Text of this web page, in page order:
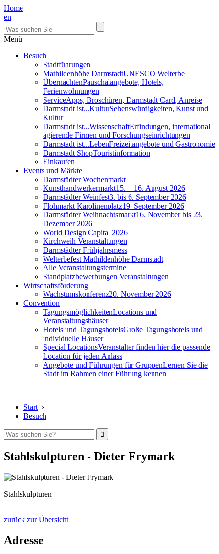
Home
en
Menü
Besuch
Stadtführungen
Mathildenhöhe DarmstadtUNESCO Welterbe
ÜbernachtenPauschalangebote, Hotels,
Ferienwohnungen
ServiceApps, Broschüren, Darmstadt Card, Anreise
Darmstadt ist...KulturSehenswürdigkeiten, Kunst und
Kultur
Darmstadt ist...WissenschaftErfindungen, international
agierende Firmen und Forschungseinrichtungen
Darmstadt ist...LebenFreizeitangebote und Gastronomie
Darmstadt ShopTouristinformation
Einkaufen
Events und Märkte
Darmstädter Wochenmarkt
Kunsthandwerkermarkt15. + 16. August 2026
Darmstädter Weinfest3. bis 6. September 2026
Flohmarkt Karolinenplatz19. September 2026
Darmstädter Weihnachtsmarkt16. November bis 23.
Dezember 2026
World Design Capital 2026
Kirchweih Veranstaltungen
Darmstädter Frühjahrsmess
Welterbefest Mathildenhöhe Darmstadt
Alle Veranstaltungstermine
Standplatzbewerbungen Veranstaltungen
Wirtschaftsförderung
Wachstumskonferenz20. November 2026
Convention
TagungsmöglichkeitenLocations und
Veranstaltungshäuser
Hotels und TagungshotelsGroße Tagungshotels und
individuelle Häuser
Special LocationsVeranstalter finden hier die passende
Location für jeden Anlass
Angebote und Führungen für GruppenLernen Sie die
Stadt im Rahmen einer Führung kennen
Start ›
Besuch
Stahlskulpturen - Dieter Frymark
Stahlskulpturen
zurück zur Übersicht
Adresse